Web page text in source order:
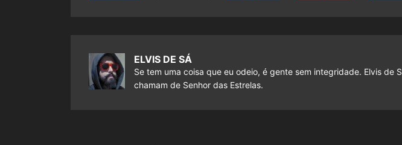
ELVIS DE SÁ
Se tem uma coisa que eu odeio, é gente sem integridade. Elvis de
chamam de Senhor das Estrelas.